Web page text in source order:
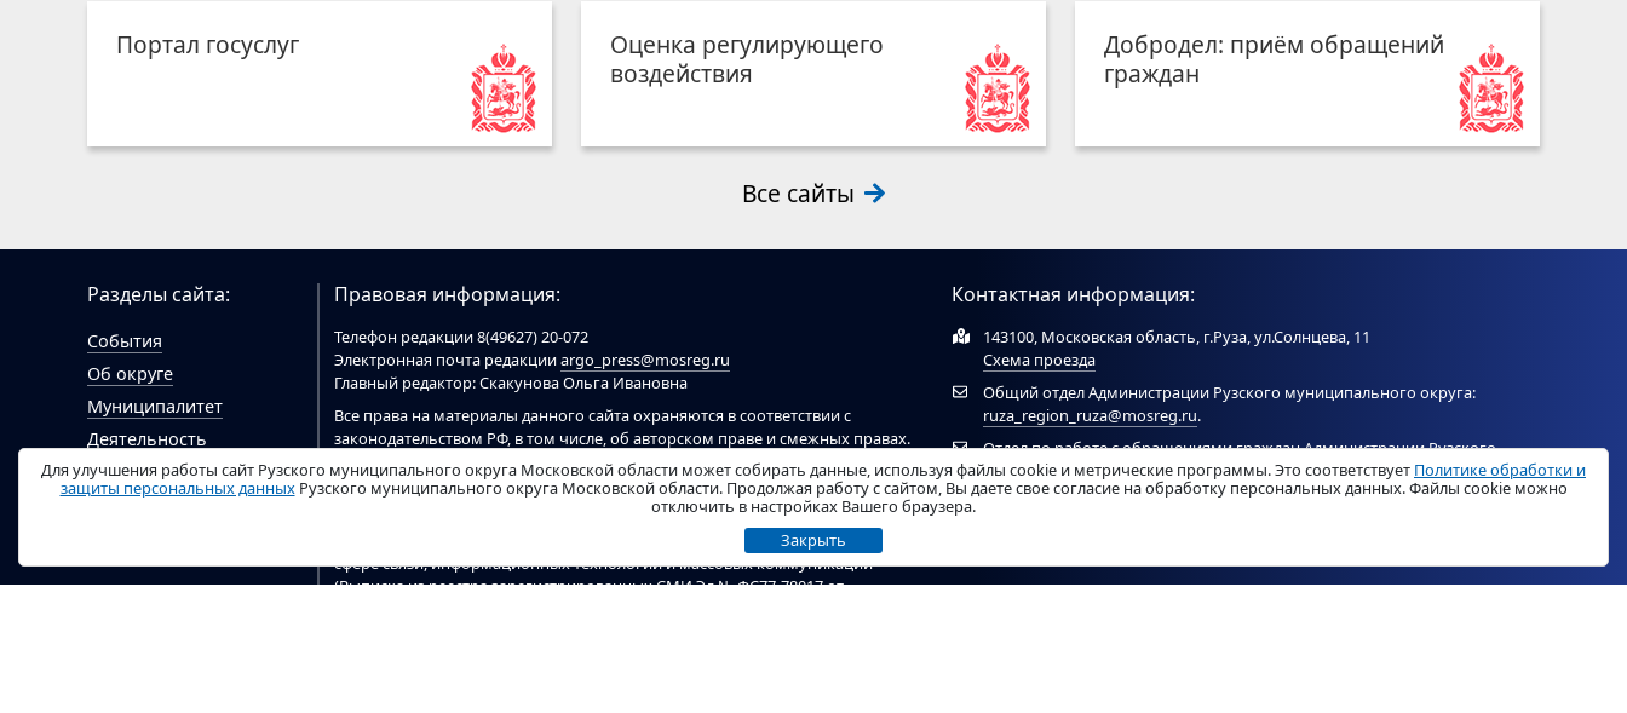
Портал госуслуг
Оценка регулирующего
воздействия
Добродел: приём обращений
граждан
Все сайты
Разделы сайта:
События
Об округе
Муниципалитет
Деятельность
Гражданам
Документы
Правовая информация:
Телефон редакции 8(49627) 20-072
Электронная почта редакцииargo_press@mosreg.ru
Главный редактор: Скакунова Ольга Ивановна
Все права на материалы данного сайта охраняются в соответствии с
законодательством РФ, в том числе, об авторском праве и смежных правах.
При цитировании материалов обязательна ссылка на сайт
цитировании электронными ресурсами обязательна гиперссылка на сайт
зарегистрирован Федеральной службой по надзору в
сфере связи, информационных технологий и массовых коммуникаций
(Выписка из реестра зарегистрированных СМИ Эл № ФС77-78017 от
Контактная информация:
143100, Московская область, г.Руза, ул.Солнцева, 11
Схема проезда
Общий отдел Администрации Рузского муниципального округа:
ruza_region_ruza@mosreg.ru.
Отдел по работе с обращениями граждан Администрации Рузского
муниципального округа: ruza_og_argo@mosreg.ru.
Для улучшения работы сайт Рузского муниципального округа Московской области может собирать данные, используя файлы cookie и метрические программы. Это соответствует Политике обработки и
защиты персональных данныхРузского муниципального округа Московской области. Продолжая работу с сайтом, Вы даете свое согласие на обработку персональных данных. Файлы cookie можно
отключить в настройках Вашего браузера.
Закрыть